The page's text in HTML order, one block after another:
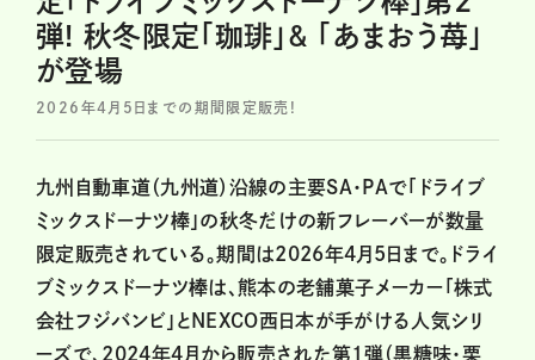
弾! 秋冬限定「珈琲」& 「あまおう苺」
が登場
2026年4月5日までの期間限定販売!
九州自動車道（九州道）沿線の主要SA・PAで「ドライブ
ミックスドーナツ棒」の秋冬だけの新フレーバーが数量
限定販売されている。期間は2026年4月5日まで。ドライ
ブミックスドーナツ棒は、熊本の老舗菓子メーカー「株式
会社フジバンビ」とNEXCO西日本が手がける人気シリ
ーズで、2024年4月から販売された第1弾（黒糖味・栗